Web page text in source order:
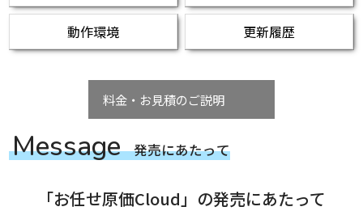
動作環境 更新履歴
料金・お見積のご説明
Message 発売にあたって
「お任せ原価Cloud」の発売にあたって